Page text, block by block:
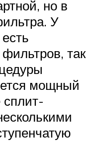
но в
У
так
мощный
сплит-